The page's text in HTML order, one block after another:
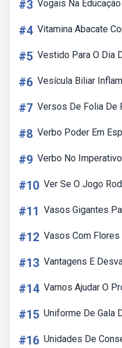
#3 Vogais Na
#4 Vitamina Abacate
#5 Vestido Para O Dia
#6 Vesícula Biliar
#7 Versos De Folia De
#8 Verbo Poder Em
#9 Verbo No
#10 Ver Se O Jogo
#11 Vasos Gigantes
#12 Vasos Com
#13 Vantagens E
#14 Vamos Ajudar O
#15 Uniforme De Gala
#16 Unidades De